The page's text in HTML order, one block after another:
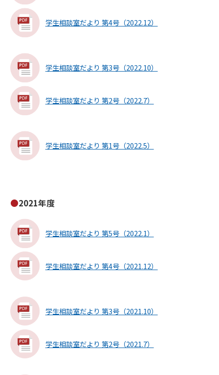
学生相談室だより 第4号（2022.12）
学生相談室だより 第3号（2022.10）
学生相談室だより 第2号（2022.7）
学生相談室だより 第1号（2022.5）
2021年度
学生相談室だより 第5号（2022.1）
学生相談室だより 第4号（2021.12）
学生相談室だより 第3号（2021.10）
学生相談室だより 第2号（2021.7）